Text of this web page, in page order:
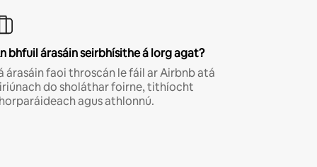
bhfuil árasáin seirbhísithe á lorg agat?
árasáin faoi throscán le fáil ar Airbnb atá
do sholáthar foirne, tithíocht
agus athlonnú.